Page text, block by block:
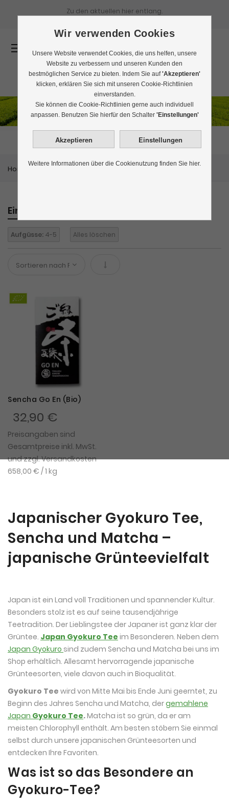
Zu den aktuellen hier entlang.
Japan Grüntee
Home
Einkaufen nach
Aufgüsse: 4-5 Alles löschen
In absteigender Reihenfolge
Sencha Go En (Bio)
32,90 €
Preisangaben sind
Gesamtpreise inkl. MwSt.
und zzgl.Versandkosten
658,00 € / 1 kg
Japanischer Gyokuro Tee,
Sencha und Matcha –
japanische Grünteevielfalt
Japan ist ein Land voll Traditionen und spannender Kultur.
Besonders stolz ist es auf seine tausendjährige
Teetradition. Der Lieblingstee der Japaner ist ganz klar der
Grüntee. Japan Gyokuro Tee im Besonderen. Neben dem
Japan Gyokuro sind zudem Sencha und Matcha bei uns im
Shop erhältlich. Allesamt hervorragende japanische
Grünteesorten, viele davon auch in Bioqualität.
Gyokuro Tee wird von Mitte Mai bis Ende Juni geerntet, zu
Beginn des Jahres Sencha und Matcha, dergemahlene
Japan Gyokuro Tee.Matcha ist so grün, da er am
meisten Chlorophyll enthält. Am besten stöbern Sie einmal
selbst durch unsere japanischen Grünteesorten und
entdecken Ihre Favoriten.
Was ist so das Besondere an
Gyokuro-Tee?
Wir verwenden Cookies
Unsere Website verwendet Cookies, die uns helfen, unsere
Website zu verbessern und unseren Kunden den
bestmöglichen Service zu bieten. Indem Sie auf'Akzeptieren'
klicken, erklären Sie sich mit unseren Cookie-Richtlinien
einverstanden.
Sie können die Cookie-Richtlinien gerne auch individuell
anpassen. Benutzen Sie hierfür den Schalter 'Einstellungen'
Weitere Informationen über die Cookienutzung finden Sie hier.